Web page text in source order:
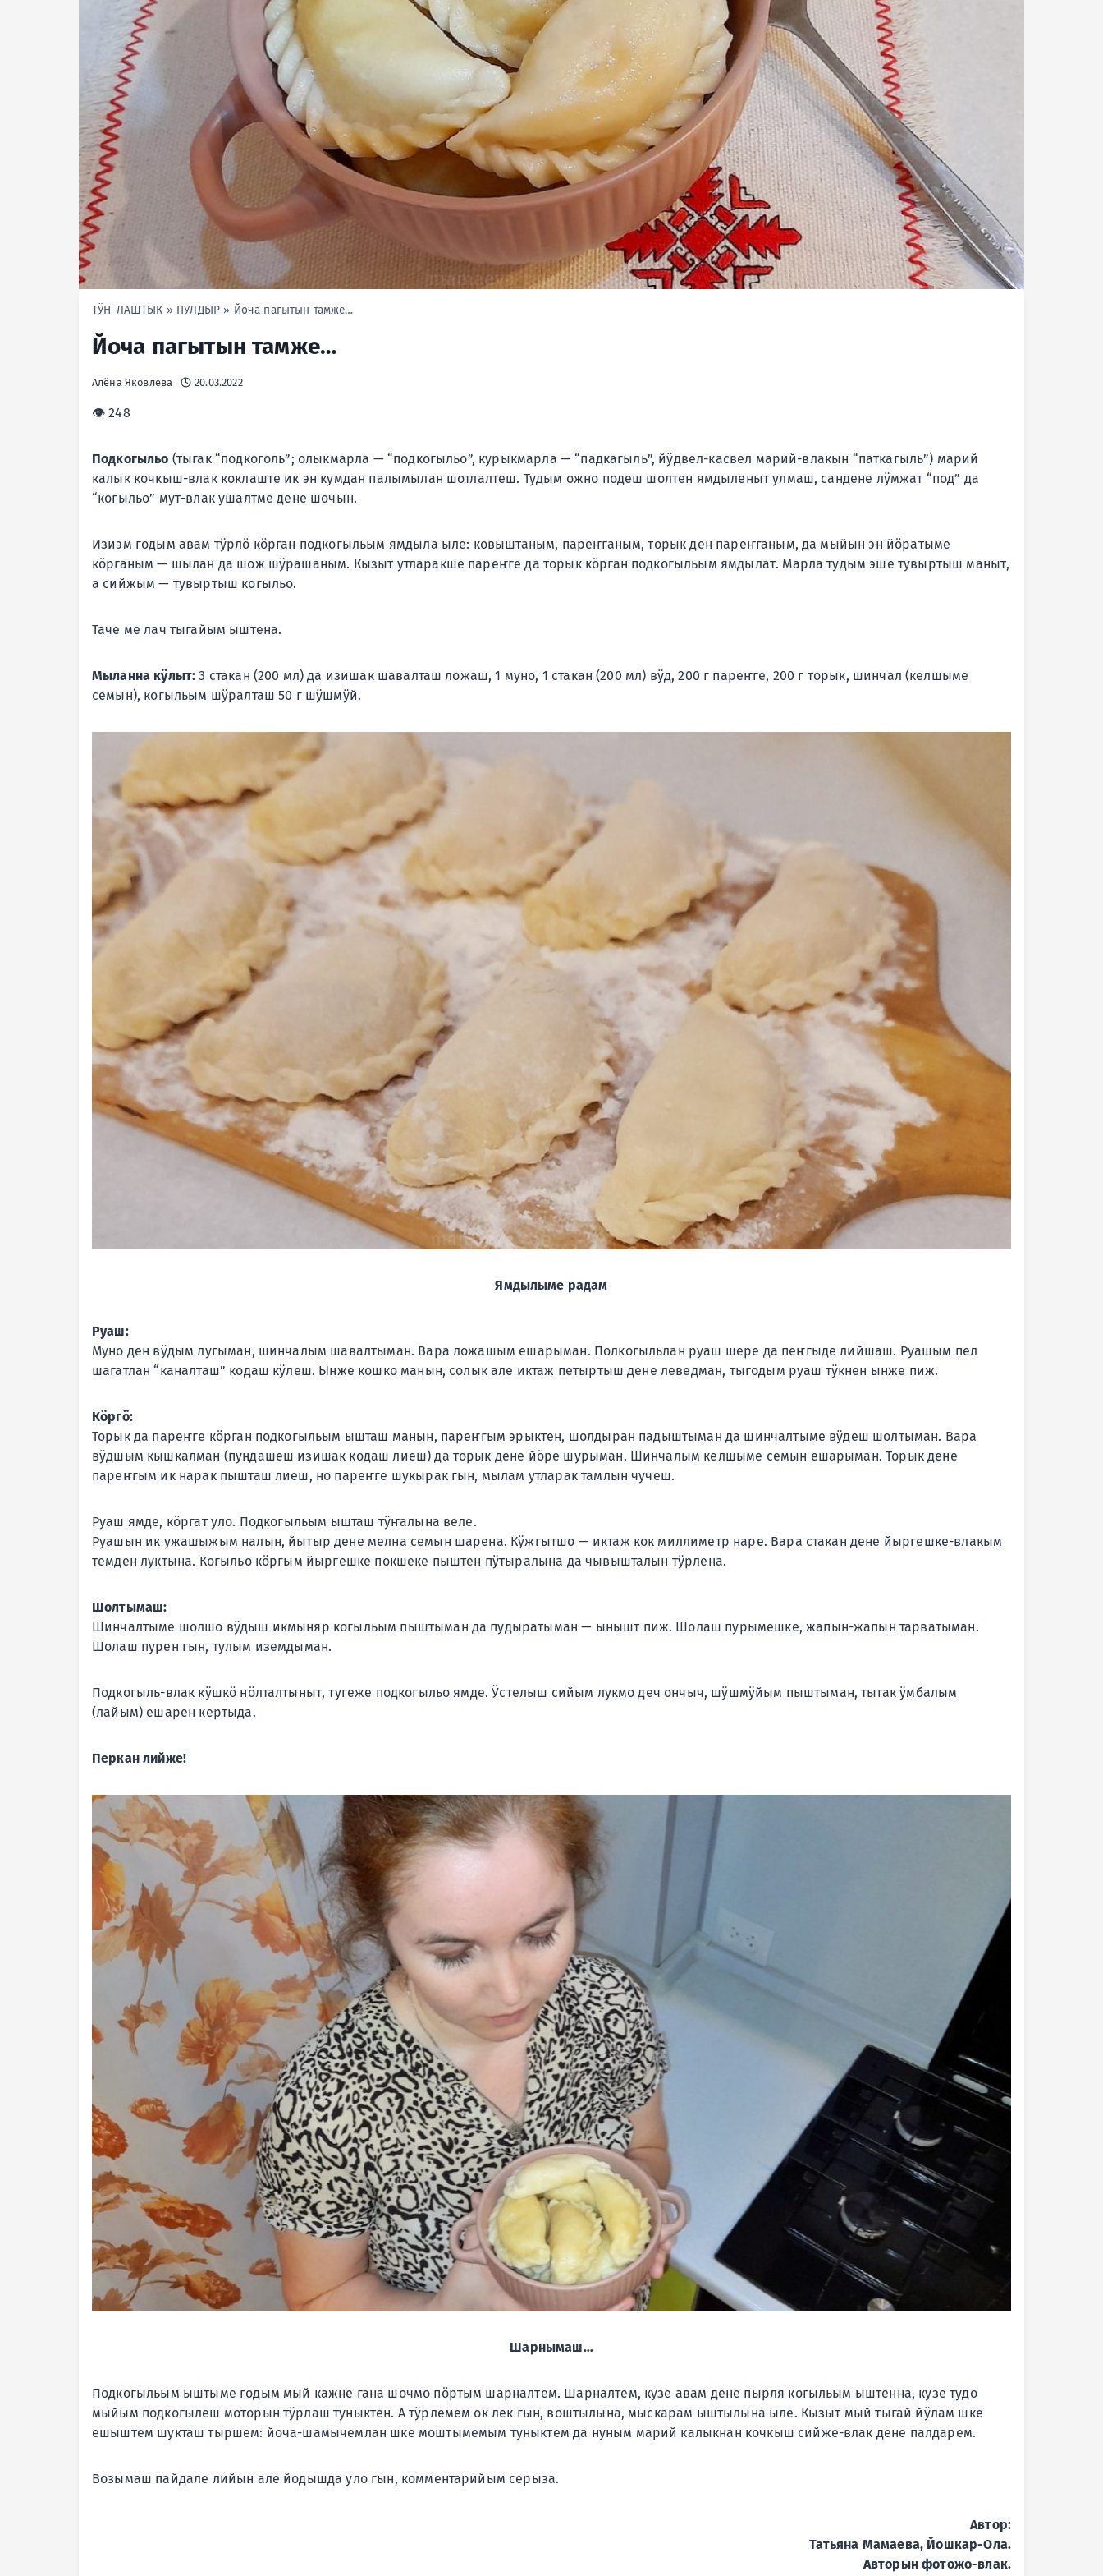
ТӰҤ ЛАШТЫК » ПУЛДЫР » Йоча пагытын тамже…
Йоча пагытын тамже…
Алёна Яковлева 20.03.2022
👁 248
Подкогыльо (тыгак “подкоголь”; олыкмарла — “подкогыльо”, курыкмарла — “падкагыль”, йӱдвел-касвел марий-влакын “паткагыль”) марий
калык кочкыш-влак коклаште ик эн кумдан палымылан шотлалтеш. Тудым ожно подеш шолтен ямдыленыт улмаш, сандене лӱмжат “под” да
“когыльо” мут-влак ушалтме дене шочын.
Изиэм годым авам тӱрлӧ кӧрган подкогыльым ямдыла ыле: ковыштаным, пареҥганым, торык ден пареҥганым, да мыйын эн йӧратыме
кӧрганым — шылан да шож шӱрашаным. Кызыт утларакше пареҥге да торык кӧрган подкогыльым ямдылат. Марла тудым эше тувыртыш маныт,
а сийжым — тувыртыш когыльо.
Таче ме лач тыгайым ыштена.
Мыланна кӱлыт: 3 стакан (200 мл) да изишак шавалташ ложаш, 1 муно, 1 стакан (200 мл) вӱд, 200 г пареҥге, 200 г торык, шинчал (келшыме
семын), когыльым шӱралташ 50 г шӱшмӱй.
Ямдылыме радам
Руаш:
Муно ден вӱдым лугыман, шинчалым шавалтыман. Вара ложашым ешарыман. Полкогыльлан руаш шере да пеҥгыде лийшаш. Руашым пел
шагатлан “каналташ” кодаш кӱлеш. Ынже кошко манын, солык але иктаж петыртыш дене леведман, тыгодым руаш тӱкнен ынже пиж.
Кӧргӧ:
Торык да пареҥге кӧрган подкогыльым ышташ манын, пареҥгым эрыктен, шолдыран падыштыман да шинчалтыме вӱдеш шолтыман. Вара
вӱдшым кышкалман (пундашеш изишак кодаш лиеш) да торык дене йӧре шурыман. Шинчалым келшыме семын ешарыман. Торык дене
пареҥгым ик нарак пышташ лиеш, но пареҥге шукырак гын, мылам утларак тамлын чучеш.
Руаш ямде, кӧргат уло. Подкогыльым ышташ тӱҥалына веле.
Руашын ик ужашыжым налын, йытыр дене мелна семын шарена. Кӱжгытшо — иктаж кок миллиметр наре. Вара стакан дене йыргешке-влакым
темден луктына. Когыльо кӧргым йыргешке покшеке пыштен пӱтыралына да чывышталын тӱрлена.
Шолтымаш:
Шинчалтыме шолшо вӱдыш икмыняр когыльым пыштыман да пудыратыман — ынышт пиж. Шолаш пурымешке, жапын-жапын тарватыман.
Шолаш пурен гын, тулым иземдыман.
Подкогыль-влак кӱшкӧ нӧлталтыныт, тугеже подкогыльо ямде. Ӱстелыш сийым лукмо деч ончыч, шӱшмӱйым пыштыман, тыгак ӱмбалым
(лайым) ешарен кертыда.
Перкан лийже!
Шарнымаш…
Подкогыльым ыштыме годым мый кажне гана шочмо пӧртым шарналтем. Шарналтем, кузе авам дене пырля когыльым ыштенна, кузе тудо
мыйым подкогылеш моторын тӱрлаш туныктен. А тӱрлемем ок лек гын, воштылына, мыскарам ыштылына ыле. Кызыт мый тыгай йӱлам шке
ешыштем шукташ тыршем: йоча-шамычемлан шке моштымемым туныктем да нуным марий калыкнан кочкыш сийже-влак дене палдарем.
Возымаш пайдале лийын але йодышда уло гын, комментарийым серыза.
Автор:
Татьяна Мамаева, Йошкар-Ола.
Авторын фотожо-влак.